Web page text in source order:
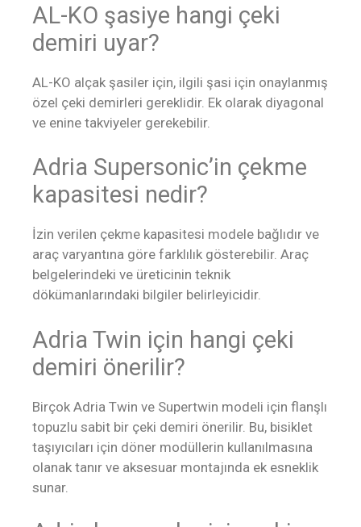
AL-KO şasiye hangi çeki
demiri uyar?
AL-KO alçak şasiler için, ilgili şasi için onaylanmış
özel çeki demirleri gereklidir. Ek olarak diyagonal
ve enine takviyeler gerekebilir.
Adria Supersonic’in çekme
kapasitesi nedir?
İzin verilen çekme kapasitesi modele bağlıdır ve
araç varyantına göre farklılık gösterebilir. Araç
belgelerindeki ve üreticinin teknik
dökümanlarındaki bilgiler belirleyicidir.
Adria Twin için hangi çeki
demiri önerilir?
Birçok Adria Twin ve Supertwin modeli için flanşlı
topuzlu sabit bir çeki demiri önerilir. Bu, bisiklet
taşıyıcıları için döner modüllerin kullanılmasına
olanak tanır ve aksesuar montajında ek esneklik
sunar.